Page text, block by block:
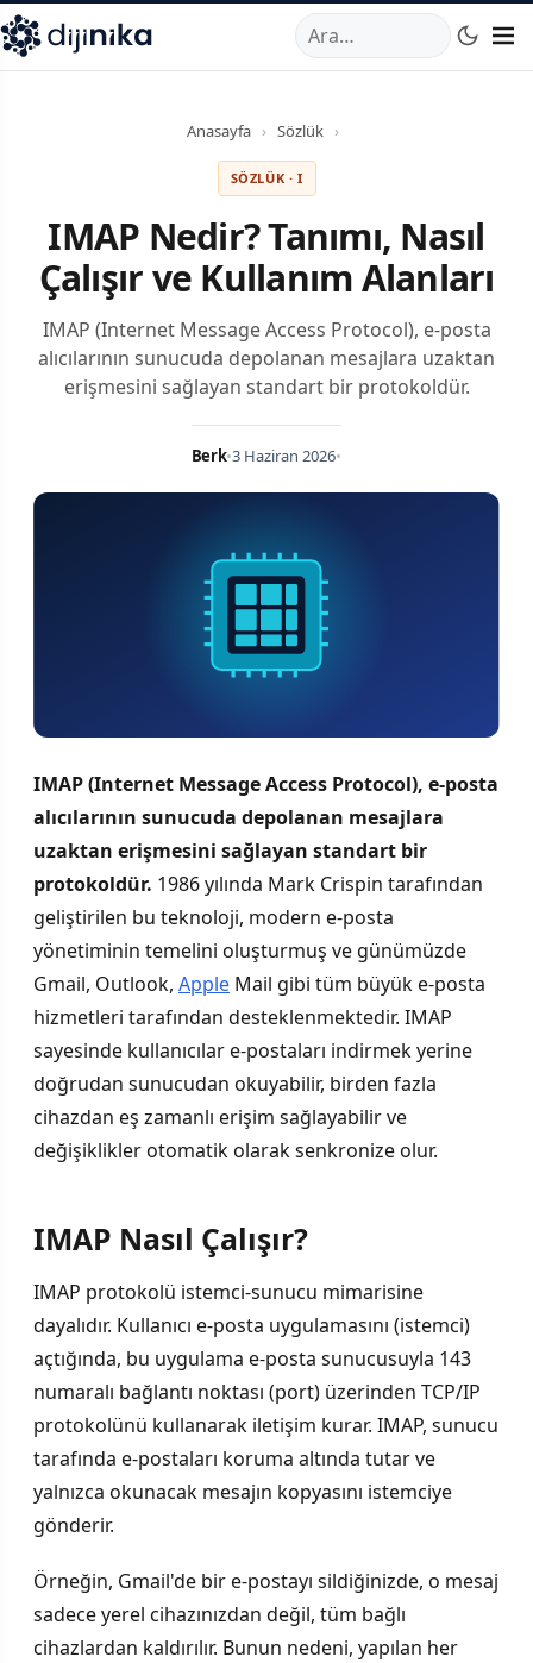
,Marmara Mahallesi,Beylikdüzü34520TRTelefon:0850
Anasayfa › Sözlük ›
SÖZLÜK · I
IMAP Nedir? Tanımı, Nasıl
Çalışır ve Kullanım Alanları
IMAP (Internet Message Access Protocol), e-posta
alıcılarının sunucuda depolanan mesajlara uzaktan
erişmesini sağlayan standart bir protokoldür.
Berk•3 Haziran 2026•
IMAP (Internet Message Access Protocol), e-posta
alıcılarının sunucuda depolanan mesajlara
uzaktan erişmesini sağlayan standart bir
protokoldür. 1986 yılında Mark Crispin tarafından
geliştirilen bu teknoloji, modern e-posta
yönetiminin temelini oluşturmuş ve günümüzde
Gmail, Outlook, Apple Mail gibi tüm büyük e-posta
hizmetleri tarafından desteklenmektedir. IMAP
sayesinde kullanıcılar e-postaları indirmek yerine
doğrudan sunucudan okuyabilir, birden fazla
cihazdan eş zamanlı erişim sağlayabilir ve
değişiklikler otomatik olarak senkronize olur.
IMAP Nasıl Çalışır?
IMAP protokolü istemci-sunucu mimarisine
dayalıdır. Kullanıcı e-posta uygulamasını (istemci)
açtığında, bu uygulama e-posta sunucusuyla 143
numaralı bağlantı noktası (port) üzerinden TCP/IP
protokolünü kullanarak iletişim kurar. IMAP, sunucu
tarafında e-postaları koruma altında tutar ve
yalnızca okunacak mesajın kopyasını istemciye
gönderir.
Örneğin, Gmail'de bir e-postayı sildiğinizde, o mesaj
sadece yerel cihazınızdan değil, tüm bağlı
cihazlardan kaldırılır. Bunun nedeni, yapılan her